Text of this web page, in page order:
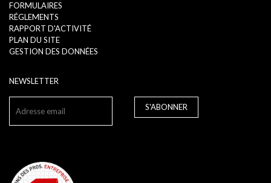
FORMULAIRES
RÉGLEMENTS
RAPPORT D'ACTIVITÉ
PLAN DU SITE
GESTION DES DONNÉES
NEWSLETTER
S'ABONNER